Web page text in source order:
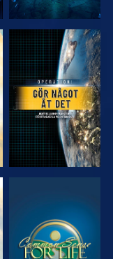
TITTA
TITTA